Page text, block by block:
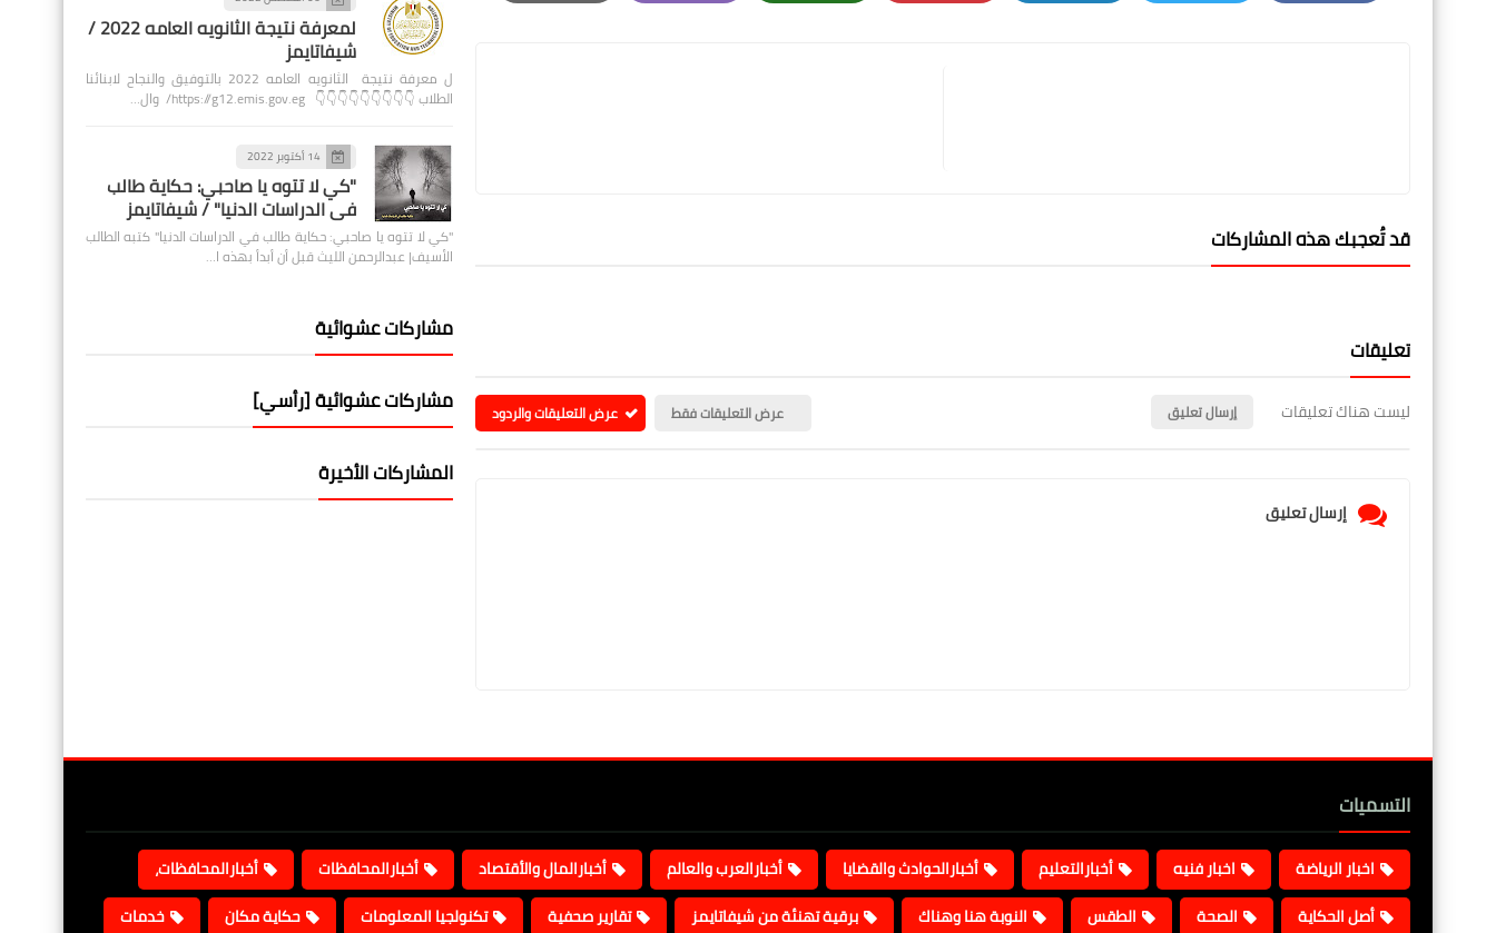
Facebook
Twitter
LinkedIn
Pinterest
Whatsapp
Email
Print
قد تُعجبك هذه المشاركات
تعليقات
ليست هناك تعليقات إرسال تعليق عرض التعليقات فقط عرض التعليقات والردود
إرسال تعليق
لمعرفة نتيجة الثانويه العامه 2022 /
شيفاتايمز
ل معرفة نتيجة الثانويه العامه 2022 بالتوفيق والنجاح لابنائنا
الطلاب 👇👇👇👇👇👇👇👇👇 https://g12.emis.gov.eg/ وال…
14 أكتوبر 2022
"كي لا تتوه يا صاحبي: حكاية طالب
في الدراسات الدنيا" / شيفاتايمز
"كي لا تتوه يا صاحبي: حكاية طالب في الدراسات الدنيا" كتبه الطالب
الأسيف| عبدالرحمن الليث قبل أن أبدأ بهذه ا…
مشاركات عشوائية
مشاركات عشوائية [رأسي]
المشاركات الأخيرة
التسميات
اخبار الرياضة اخبار فنيه أخبارالتعليم أخبارالحوادث والقضايا أخبارالعرب والعالم أخبارالمال والأقتصاد أخبارالمحافظات
أخبارالمحافظات،
أصل الحكاية
الصحة الطقس النوبة هنا وهناك برقية تهنئة من شيفاتايمز تقارير صحفية تكنولجيا المعلومات حكاية مكان
خدمات